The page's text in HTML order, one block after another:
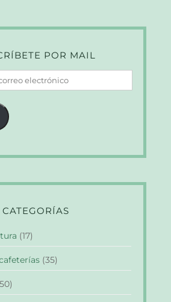
POR MAIL
CATEGORÍAS
(17)
(35)